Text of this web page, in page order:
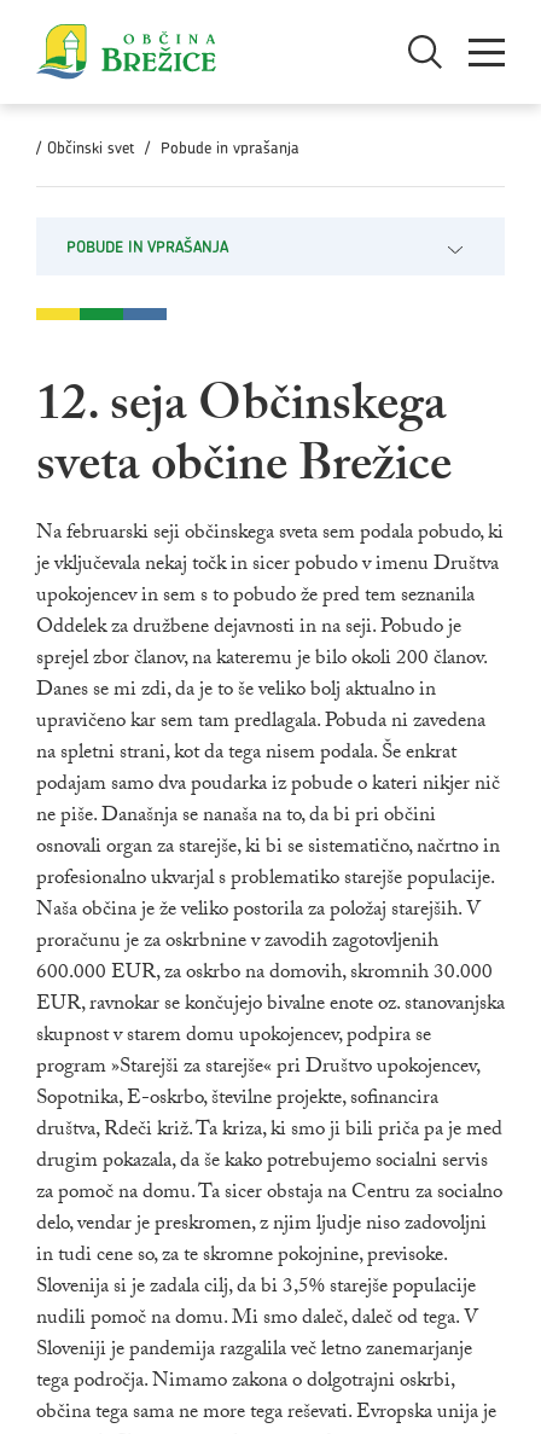
Odpri iskanjeOdpri meni
/ Občinski svet / Pobude in vprašanja
POBUDE IN VPRAŠANJA
12. seja Občinskega
sveta občine Brežice
Na februarski seji občinskega sveta sem podala pobudo, ki
je vključevala nekaj točk in sicer pobudo v imenu Društva
upokojencev in sem s to pobudo že pred tem seznanila
Oddelek za družbene dejavnosti in na seji. Pobudo je
sprejel zbor članov, na kateremu je bilo okoli 200 članov.
Danes se mi zdi, da je to še veliko bolj aktualno in
upravičeno kar sem tam predlagala. Pobuda ni zavedena
na spletni strani, kot da tega nisem podala. Še enkrat
podajam samo dva poudarka iz pobude o kateri nikjer nič
ne piše. Današnja se nanaša na to, da bi pri občini
osnovali organ za starejše, ki bi se sistematično, načrtno in
profesionalno ukvarjal s problematiko starejše populacije.
Naša občina je že veliko postorila za položaj starejših. V
proračunu je za oskrbnine v zavodih zagotovljenih
600.000 EUR, za oskrbo na domovih, skromnih 30.000
EUR, ravnokar se končujejo bivalne enote oz. stanovanjska
skupnost v starem domu upokojencev, podpira se
program »Starejši za starejše« pri Društvo upokojencev,
Sopotnika, E-oskrbo, številne projekte, sofinancira
društva, Rdeči križ. Ta kriza, ki smo ji bili priča pa je med
drugim pokazala, da še kako potrebujemo socialni servis
za pomoč na domu. Ta sicer obstaja na Centru za socialno
delo, vendar je preskromen, z njim ljudje niso zadovoljni
in tudi cene so, za te skromne pokojnine, previsoke.
Slovenija si je zadala cilj, da bi 3,5% starejše populacije
nudili pomoč na domu. Mi smo daleč, daleč od tega. V
Sloveniji je pandemija razgalila več letno zanemarjanje
tega področja. Nimamo zakona o dolgotrajni oskrbi,
občina tega sama ne more tega reševati. Evropska unija je